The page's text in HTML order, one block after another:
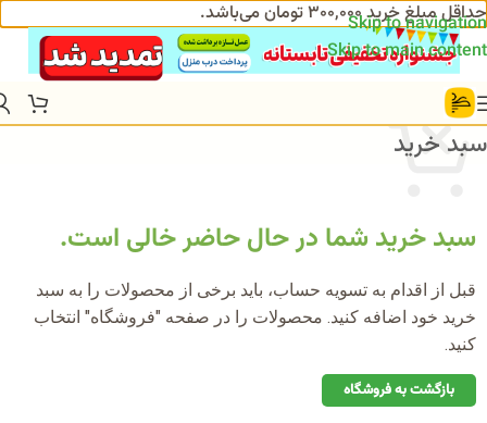
حداقل مبلغ خرید 300,000 تومان می‌باشد.
Skip to navigation
Skip to main content
سبد خرید
سبد خرید شما در حال حاضر خالی است.
قبل از اقدام به تسویه حساب، باید برخی از محصولات را به سبد
خرید خود اضافه کنید. محصولات را در صفحه "فروشگاه" انتخاب
کنید.
بازگشت به فروشگاه